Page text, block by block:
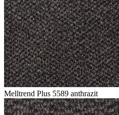
Melltrend Plus 5589 anthrazit